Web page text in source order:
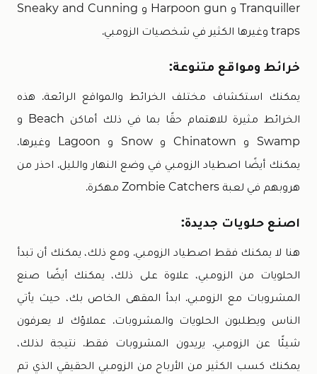
Tranquiller و Harpoon gun و Sneaky and Cunning
traps وغيرها الكثير في شخصيات الزومبي.
خرائط ومواقع متنوعة:
يمكنك استكشاف مختلف الخرائط والمواقع الرائعة. هذه
الخرائط مثيرة للاهتمام حقًا بما في ذلك أماكن Beach و
Swamp و Chinatown و Snow و Lagoon وغيرها.
يمكنك أيضًا اصطياد الزومبي في وضع النهار والليل. احذر من
هروبهم في لعبة Zombie Catchers مهكرة.
اصنع حلويات جديدة:
هنا لا يمكنك فقط اصطياد الزومبي. ومع ذلك، يمكنك أن تبدأ
الحلويات من الزومبي، علاوة على ذلك، يمكنك أيضًا صنع
المشروبات مع الزومبي. ابدأ المقهى الخاص بك، حيث يأتي
الناس ويطلبون الحلويات والمشروبات. عملاؤك لا يعرفون
شيئًا عن الزومبي. يريدون المشروبات فقط. نتيجة لذلك،
يمكنك كسب الكثير من الأرباح من الزومبي الحقيقي الذي تم